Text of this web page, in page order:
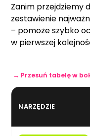
Zanim przejdziemy
zestawienie
– pomoże szybko
w pierwszej
→ Przesuń tabelę w
NARZĘDZIE